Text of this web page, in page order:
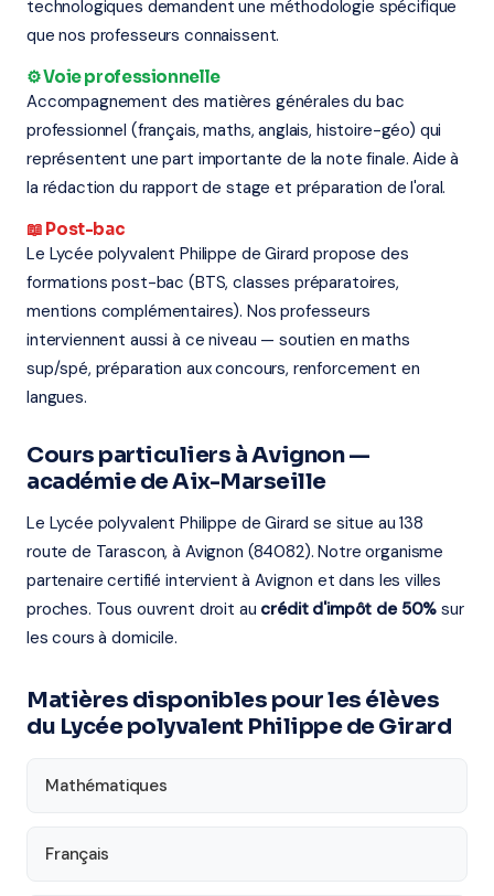
technologiques demandent une méthodologie spécifique
que nos professeurs connaissent.
⚙️ Voie professionnelle
Accompagnement des matières générales du bac
professionnel (français, maths, anglais, histoire-géo) qui
représentent une part importante de la note finale. Aide à
la rédaction du rapport de stage et préparation de l'oral.
📖 Post-bac
Le Lycée polyvalent Philippe de Girard propose des
formations post-bac (BTS, classes préparatoires,
mentions complémentaires). Nos professeurs
interviennent aussi à ce niveau — soutien en maths
sup/spé, préparation aux concours, renforcement en
langues.
Cours particuliers à Avignon —
académie de Aix-Marseille
Le Lycée polyvalent Philippe de Girard se situe au 138
route de Tarascon, à Avignon (84082). Notre organisme
partenaire certifié intervient à Avignon et dans les villes
proches. Tous ouvrent droit au crédit d'impôt de 50% sur
les cours à domicile.
Matières disponibles pour les élèves
du Lycée polyvalent Philippe de Girard
Mathématiques
Français